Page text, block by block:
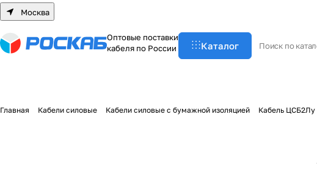
Москва
Оптовые поставки
кабеля по России
Каталог
Главная Кабели силовые Кабели силовые с бумажной изоляцией Кабель ЦСБ2Лу